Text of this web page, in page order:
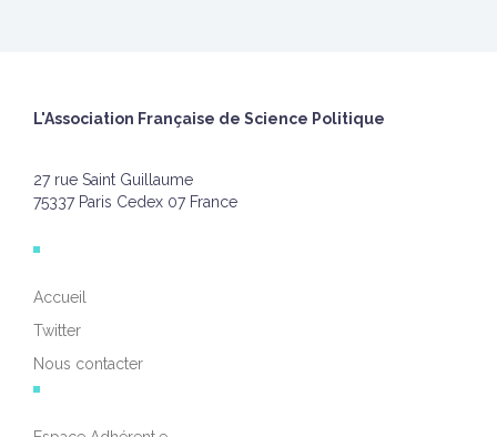
L'Association Française de Science Politique
27 rue Saint Guillaume
75337 Paris Cedex 07 France
Accueil
Twitter
Nous contacter